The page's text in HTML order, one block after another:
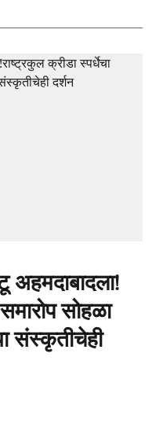
अहमदाबादला!
सोहळा
संस्कृतीचेही